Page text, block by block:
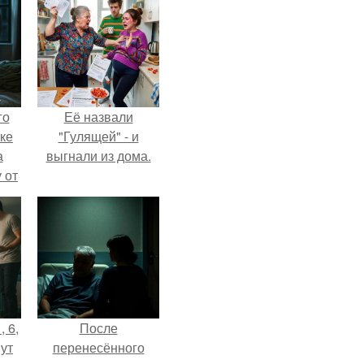
от
Её назвали
"Гулящей" - и
выгнали из дома.
6,
После
перенесённого